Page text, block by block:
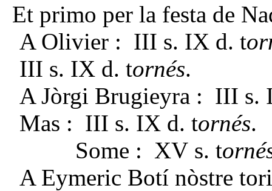
Et primo per la festa de
A Olivier : III s. IX d. t
III s. IX d. tornés.
A Jòrgi Brugieyra : III s.
Mas : III s. IX d. tornés.
Some : XV s. t
A Eymeric Botí nòstre